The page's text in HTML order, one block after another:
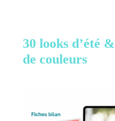
30 looks d’été &
de couleurs